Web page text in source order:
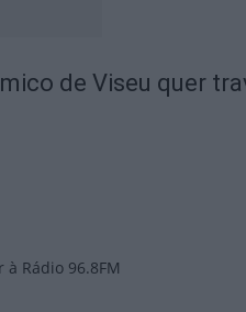
de Viseu quer
à Rádio 96.8FM